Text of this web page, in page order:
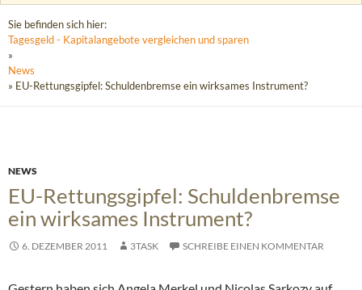
Sie befinden sich hier:
Tagesgeld - Kapitalangebote vergleichen und sparen
»
News
» EU-Rettungsgipfel: Schuldenbremse ein wirksames Instrument?
NEWS
EU-Rettungsgipfel: Schuldenbremse
ein wirksames Instrument?
6. DEZEMBER 2011 3TASK SCHREIBE EINEN KOMMENTAR